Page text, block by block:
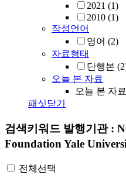
2021 (1)
2010 (1)
작성언어
영어 (2)
자료형태
단행본
오늘 본 자료
오늘 본 자
패싯닫기
검색키워드 발행기관 :
Foundation Yale
전체선택